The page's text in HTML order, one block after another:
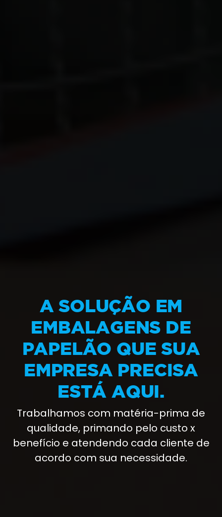
A SOLUÇÃO EM
EMBALAGENS DE
PAPELÃO QUE SUA
EMPRESA PRECISA
ESTÁ AQUI.
Trabalhamos com matéria-prima de
qualidade, primando pelo custo x
benefício e atendendo cada cliente de
acordo com sua necessidade.